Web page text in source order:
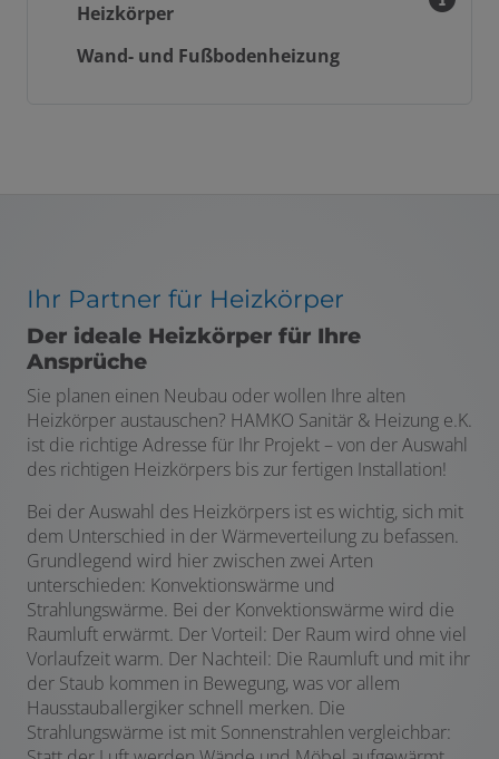
Heizkörper
Wand- und Fußbodenheizung
Ihr Partner für Heizkörper
Der ideale Heizkörper für Ihre
Ansprüche
Sie planen einen Neubau oder wollen Ihre alten
Heizkörper austauschen? HAMKO Sanitär & Heizung e.K.
ist die richtige Adresse für Ihr Projekt – von der Auswahl
des richtigen Heizkörpers bis zur fertigen Installation!
Bei der Auswahl des Heizkörpers ist es wichtig, sich mit
dem Unterschied in der Wärmeverteilung zu befassen.
Grundlegend wird hier zwischen zwei Arten
unterschieden: Konvektionswärme und
Strahlungswärme. Bei der Konvektionswärme wird die
Raumluft erwärmt. Der Vorteil: Der Raum wird ohne viel
Vorlaufzeit warm. Der Nachteil: Die Raumluft und mit ihr
der Staub kommen in Bewegung, was vor allem
Hausstauballergiker schnell merken. Die
Strahlungswärme ist mit Sonnenstrahlen vergleichbar: